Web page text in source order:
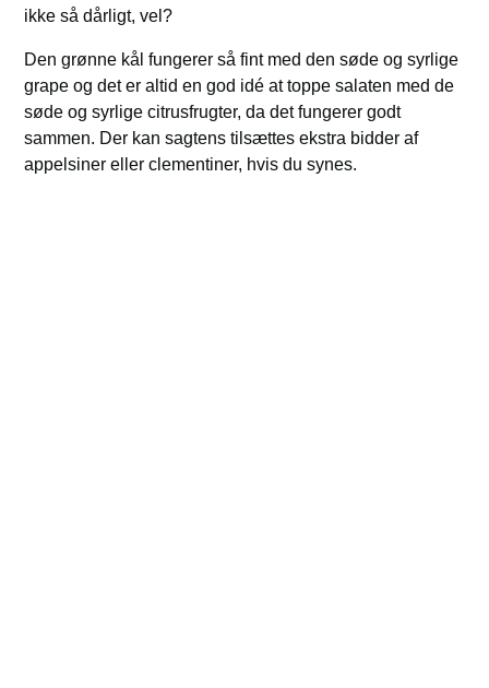
ikke så dårligt, vel?
Den grønne kål fungerer så fint med den søde og syrlige
grape og det er altid en god idé at toppe salaten med de
søde og syrlige citrusfrugter, da det fungerer godt
sammen. Der kan sagtens tilsættes ekstra bidder af
appelsiner eller clementiner, hvis du synes.